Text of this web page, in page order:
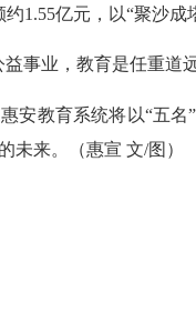
1.55亿元，以“聚沙
业，教育是任重道
教育系统将以“五名”
未来。（惠宣 文/图）